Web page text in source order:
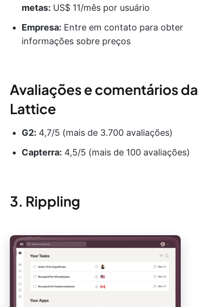
metas: US$ 11/mês por usuário
Empresa: Entre em contato para obter
informações sobre preços
Avaliações e comentários da
Lattice
G2: 4,7/5 (mais de 3.700 avaliações)
Capterra: 4,5/5 (mais de 100 avaliações)
3. Rippling